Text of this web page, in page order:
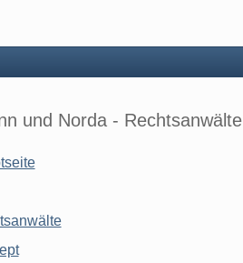
und Norda - Rechtsanwälte